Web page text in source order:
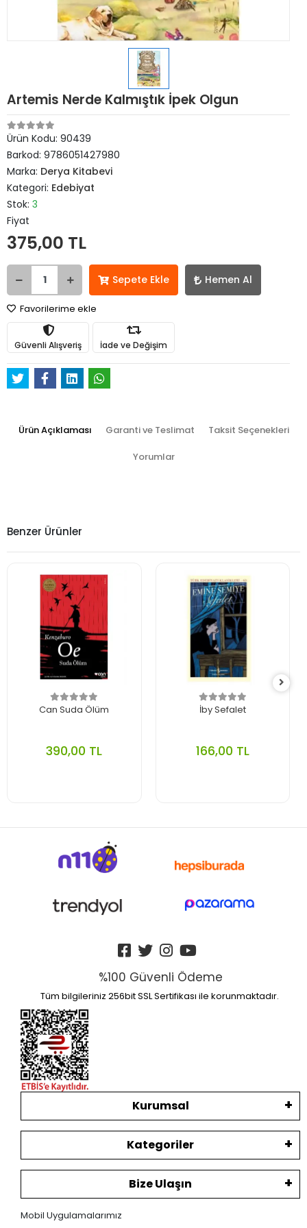
Artemis Nerde Kalmıştık İpek Olgun
Ürün Kodu: 90439
Barkod: 9786051427980
Marka: Derya Kitabevi
Kategori: Edebiyat
Stok: 3
Fiyat
375,00 TL
Sepete Ekle Hemen Al
Favorilerime ekle
Güvenli Alışveriş İade ve Değişim
Ürün Açıklaması Garanti ve Teslimat Taksit Seçenekleri
Yorumlar
Benzer Ürünler
Can Suda Ölüm
390,00 TL
İby Sefalet
166,00 TL
%100 Güvenli Ödeme
Tüm bilgileriniz 256bit SSL Sertifikası ile korunmaktadır.
Kurumsal
Kategoriler
Bize Ulaşın
Mobil Uygulamalarımız